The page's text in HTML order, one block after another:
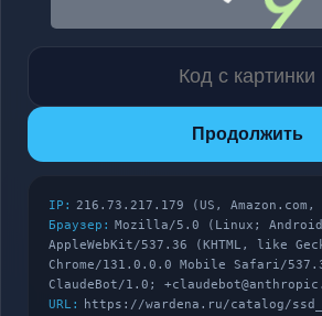
Продолжить
IP: 216.73.217.179 (US,
Браузер: Mozilla/5.0 (Linux;
AppleWebKit/537.36 (KHTML, like
Chrome/131.0.0.0 Mobile Safari/
ClaudeBot/1.0;
URL:
https://wardena.ru/catalog/